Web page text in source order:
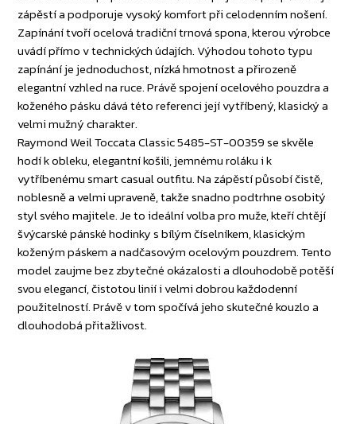
zápěstí a podporuje vysoký komfort při celodenním nošení.
Zapínání tvoří ocelová tradiční trnová spona, kterou výrobce
uvádí přímo v technických údajích. Výhodou tohoto typu
zapínání je jednoduchost, nízká hmotnost a přirozeně
elegantní vzhled na ruce. Právě spojení ocelového pouzdra a
koženého pásku dává této referenci její vytříbený, klasický a
velmi mužný charakter.
Raymond Weil Toccata Classic 5485-ST-00359 se skvěle
hodí k obleku, elegantní košili, jemnému roláku i k
vytříbenému smart casual outfitu. Na zápěstí působí čistě,
noblesně a velmi upraveně, takže snadno podtrhne osobitý
styl svého majitele. Je to ideální volba pro muže, kteří chtějí
švýcarské pánské hodinky s bílým číselníkem, klasickým
koženým páskem a nadčasovým ocelovým pouzdrem. Tento
model zaujme bez zbytečné okázalosti a dlouhodobě potěší
svou elegancí, čistotou linií i velmi dobrou každodenní
použitelností. Právě v tom spočívá jeho skutečné kouzlo a
dlouhodobá přitažlivost.